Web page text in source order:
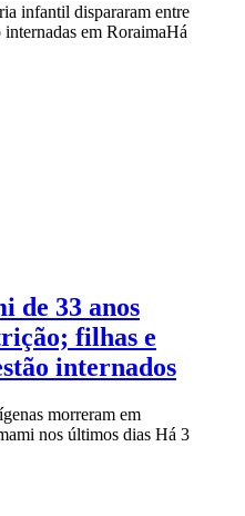
infantil dispararam entre
em RoraimaHá
de 33 anos
filhas e
internados
morreram em
nos últimos dias Há 3